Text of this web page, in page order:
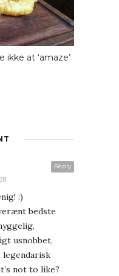
ikke at ‘amaze’
Reply
:)
bedste
usnobbet,
legendarisk
not to like?